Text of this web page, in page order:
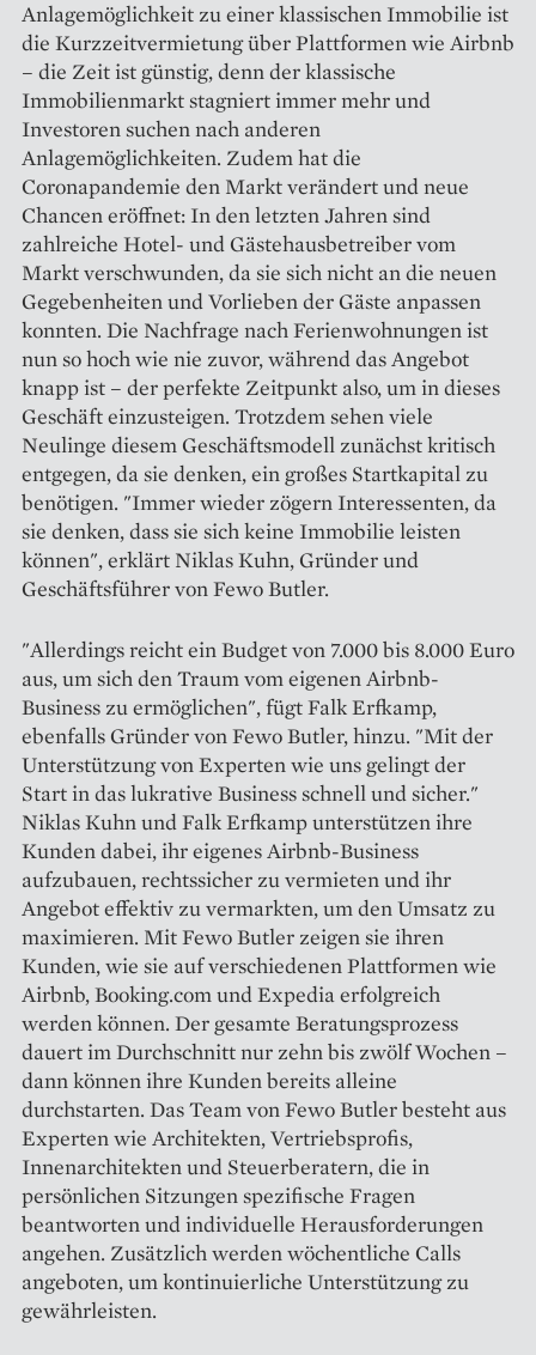
Anlagemöglichkeit zu einer klassischen Immobilie ist
die Kurzzeitvermietung über Plattformen wie Airbnb
– die Zeit ist günstig, denn der klassische
Immobilienmarkt stagniert immer mehr und
Investoren suchen nach anderen
Anlagemöglichkeiten. Zudem hat die
Coronapandemie den Markt verändert und neue
Chancen eröffnet: In den letzten Jahren sind
zahlreiche Hotel- und Gästehausbetreiber vom
Markt verschwunden, da sie sich nicht an die neuen
Gegebenheiten und Vorlieben der Gäste anpassen
konnten. Die Nachfrage nach Ferienwohnungen ist
nun so hoch wie nie zuvor, während das Angebot
knapp ist – der perfekte Zeitpunkt also, um in dieses
Geschäft einzusteigen. Trotzdem sehen viele
Neulinge diesem Geschäftsmodell zunächst kritisch
entgegen, da sie denken, ein großes Startkapital zu
benötigen. "Immer wieder zögern Interessenten, da
sie denken, dass sie sich keine Immobilie leisten
können", erklärt Niklas Kuhn, Gründer und
Geschäftsführer von Fewo Butler.
"Allerdings reicht ein Budget von 7.000 bis 8.000 Euro
aus, um sich den Traum vom eigenen Airbnb-
Business zu ermöglichen", fügt Falk Erfkamp,
ebenfalls Gründer von Fewo Butler, hinzu. "Mit der
Unterstützung von Experten wie uns gelingt der
Start in das lukrative Business schnell und sicher."
Niklas Kuhn und Falk Erfkamp unterstützen ihre
Kunden dabei, ihr eigenes Airbnb-Business
aufzubauen, rechtssicher zu vermieten und ihr
Angebot effektiv zu vermarkten, um den Umsatz zu
maximieren. Mit Fewo Butler zeigen sie ihren
Kunden, wie sie auf verschiedenen Plattformen wie
Airbnb, Booking.com und Expedia erfolgreich
werden können. Der gesamte Beratungsprozess
dauert im Durchschnitt nur zehn bis zwölf Wochen –
dann können ihre Kunden bereits alleine
durchstarten. Das Team von Fewo Butler besteht aus
Experten wie Architekten, Vertriebsprofis,
Innenarchitekten und Steuerberatern, die in
persönlichen Sitzungen spezifische Fragen
beantworten und individuelle Herausforderungen
angehen. Zusätzlich werden wöchentliche Calls
angeboten, um kontinuierliche Unterstützung zu
gewährleisten.